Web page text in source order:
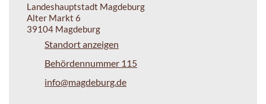
Landeshauptstadt Magdeburg
Alter Markt 6
39104 Magdeburg
Standort anzeigen
Behördennummer 115
info@magdeburg.de